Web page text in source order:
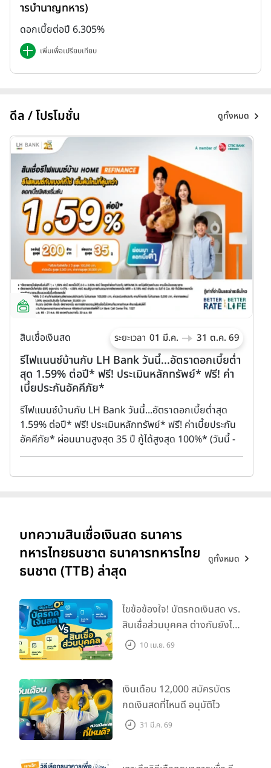
ารบำนาญทหาร)
ดอกเบี้ยต่อปี 6.305%
เพิ่มเพื่อเปรียบเทียบ
ดีล / โปรโมชั่น ดูทั้งหมด
สินเชื่อเงินสด ระยะเวลา 01 มี.ค. 31 ต.ค. 69
รีไฟแนนซ์บ้านกับ LH Bank วันนี้...อัตราดอกเบี้ยต่ำ
สุด 1.59% ต่อปี* ฟรี! ประเมินหลักทรัพย์* ฟรี! ค่า
เบี้ยประกันอัคคีภัย*
รีไฟแนนซ์บ้านกับ LH Bank วันนี้...อัตราดอกเบี้ยต่ำสุด
1.59% ต่อปี* ฟรี! ประเมินหลักทรัพย์* ฟรี! ค่าเบี้ยประกัน
อัคคีภัย* ผ่อนนานสูงสุด 35 ปี กู้ได้สูงสุด 100%* (วันนี้ -
31 ต.ค. 68)
บทความสินเชื่อเงินสด ธนาคาร
ทหารไทยธนชาต ธนาคารทหารไทย
ธนชาต (TTB) ล่าสุด
ดูทั้งหมด
ไขข้อข้องใจ! บัตรกดเงินสด vs.
สินเชื่อส่วนบุคคล ต่างกันยังไง
เลือกแบบไหนให้ตอบโจทย์?
10 เม.ย. 69
เงินเดือน 12,000 สมัครบัตร
กดเงินสดที่ไหนดี อนุมัติไว
31 มี.ค. 69